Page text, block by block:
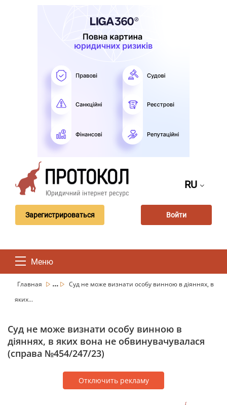
RU
Зарегистрироваться Войти
Меню
Главная ...
Суд не може визнати особу винною в діяннях, в
яких...
Суд не може визнати особу винною в
діяннях, в яких вона не обвинувачувалася
(справа №454/247/23)
Отключить рекламу